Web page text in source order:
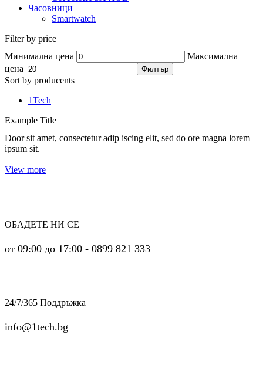
Часовници
Smartwatch
Filter by price
Минимална цена
Максимална
цена
Филтър
Sort by producents
1Tech
Example Title
Door sit amet, consectetur adip iscing elit, sed do ore magna lorem
ipsum sit.
View more
ОБАДЕТЕ НИ СЕ
от 09:00 до 17:00 - 0899 821 333
24/7/365 Поддръжка
info@1tech.bg